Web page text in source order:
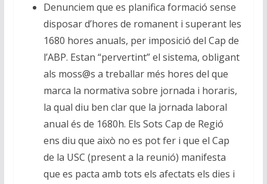
Denunciem que es planifica formació sense
disposar d’hores de romanent i superant les
1680 hores anuals, per imposició del Cap de
l’ABP. Estan “pervertint” el sistema, obligant
als moss@s a treballar més hores del que
marca la normativa sobre jornada i horaris,
la qual diu ben clar que la jornada laboral
anual és de 1680h. Els Sots Cap de Regió
ens diu que això no es pot fer i que el Cap
de la USC (present a la reunió) manifesta
que es pacta amb tots els afectats els dies i